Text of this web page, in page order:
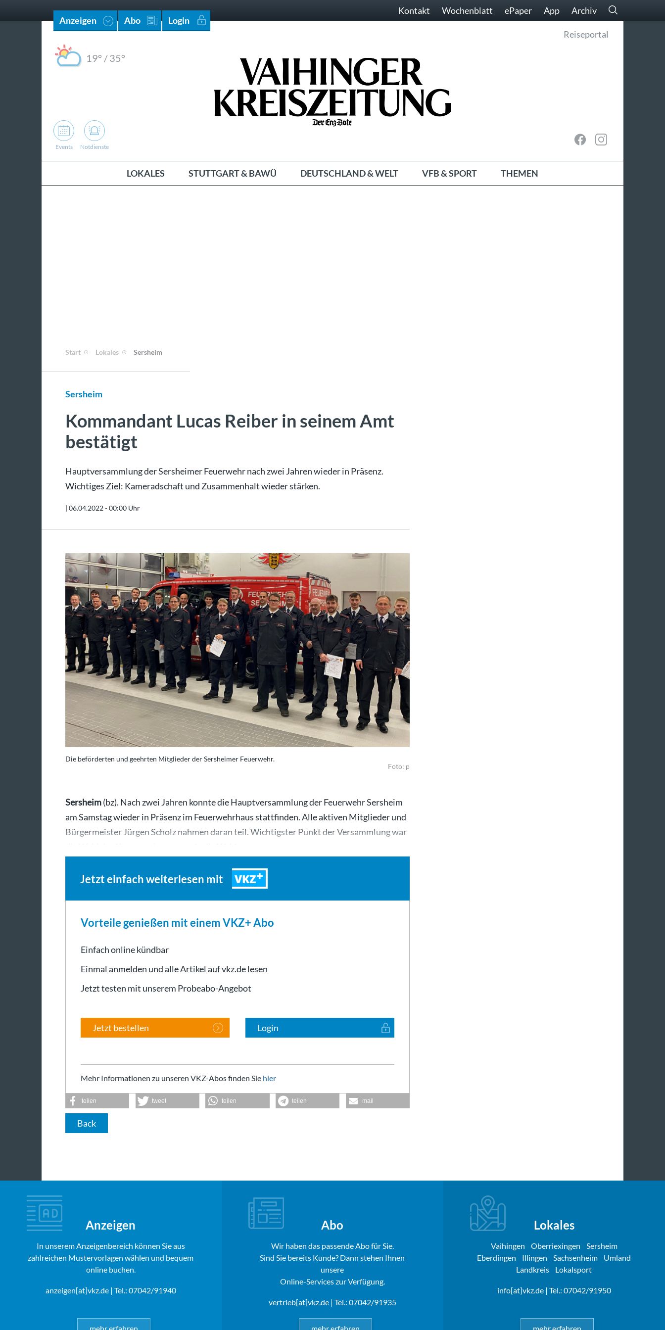
Anzeigen Abo Login
Kontakt Wochenblatt ePaper App Archiv
19° /35°
Reiseportal
Events Notdienste
LOKALES STUTTGART & BAWÜ DEUTSCHLAND & WELT VFB & SPORT THEMEN
Start Lokales Sersheim
Sersheim
Kommandant Lucas Reiber in seinem Amt
bestätigt
Hauptversammlung der Sersheimer Feuerwehr nach zwei Jahren wieder in Präsenz.
Wichtiges Ziel: Kameradschaft und Zusammenhalt wieder stärken.
| 06.04.2022 - 00:00 Uhr
Die beförderten und geehrten Mitglieder der Sersheimer Feuerwehr.
Foto: p
Sersheim(bz). Nach zwei Jahren konnte die Hauptversammlung der Feuerwehr Sersheim
am Samstag wieder in Präsenz im Feuerwehrhaus stattfinden. Alle aktiven Mitglieder und
Bürgermeister Jürgen Scholz nahmen daran teil. Wichtigster Punkt der Versammlung war
Jetzt einfach weiterlesen mit VKZ
Vorteile genießen mit einem VKZ+ Abo
Einfach online kündbar
Einmal anmelden und alle Artikel auf vkz.de lesen
Jetzt testen mit unserem Probeabo-Angebot
Jetzt bestellen Login
Mehr Informationen zu unseren VKZ-Abos finden Sie hier
teilen tweet teilen teilen mail
Back
Anzeigen
In unserem Anzeigenbereich können Sie aus
zahlreichen Mustervorlagen wählen und bequem
online buchen.
anzeigen[at]vkz.de| Tel.: 07042/91940
Abo
Wir haben das passende Abo für Sie.
Sind Sie bereits Kunde? Dann stehen Ihnen
unsere
Online-Services zur Verfügung.
vertrieb[at]vkz.de| Tel.: 07042/91935
Lokales
Vaihingen Oberriexingen
Sersheim
Eberdingen
Illingen Sachsenheim
Umland
Landkreis
Lokalsport
info[at]vkz.de| Tel.: 07042/91950